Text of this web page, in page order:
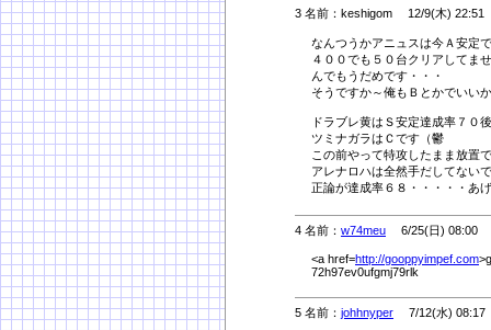
3 名前：keshigom 12/9(木) 22:51
なんつうかアニュスは今Ａ安定
４００でも５０台クリアしてま
んでもうだめです・・・
そうですか～俺もＢとかでいい
ドラブレ黄はＳ安定達成率７０
ツミナガラはＣです（鬱
この前やって特攻したまま放置
アレナロハは全然手だしてない
正論が達成率６８・・・・・あ
4 名前： w74meu 6/25(日) 08:00
<a href=http://gooppyimpef.com
72h97ev0ufgmj79rlk
5 名前： johhnyper 7/12(水) 08:17